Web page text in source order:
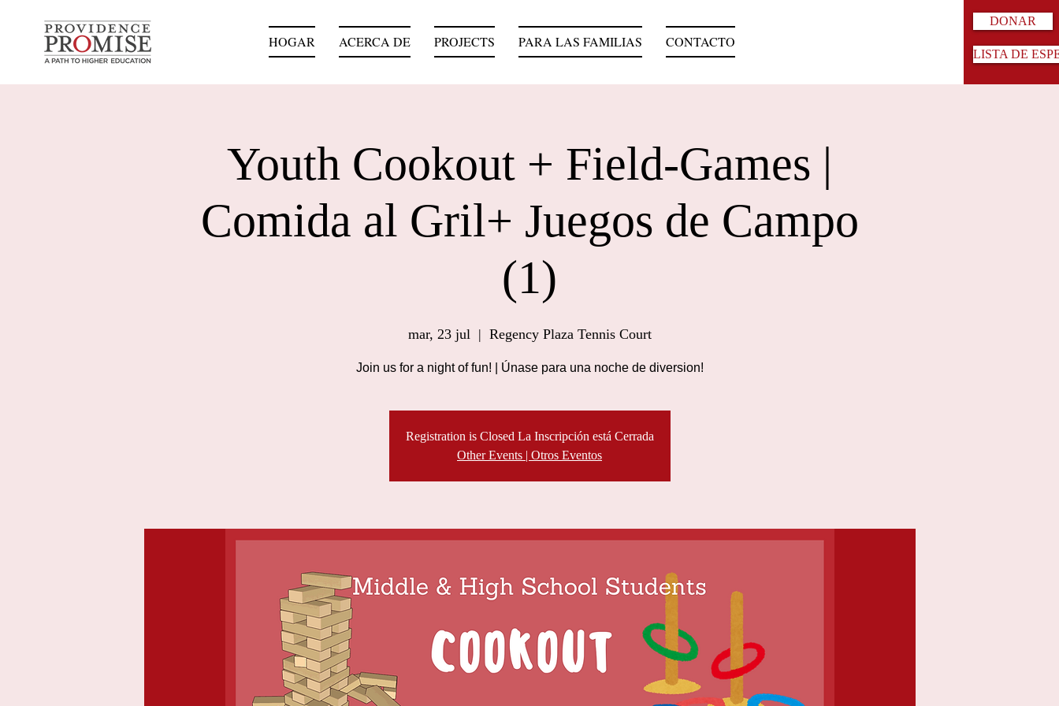
HOGAR ACERCA DE PROJECTS PARA LAS FAMILIAS CONTACTO
DONAR
LISTA DE
Youth Cookout + Field-Games |
Comida al Gril+ Juegos de Campo
(1)
mar, 23 jul
  |
Regency Plaza Tennis Court
Join us for a night of fun! | Únase para una noche de diversion!
Registration is Closed La Inscripción está Cerrada
Other Events | Otros Eventos